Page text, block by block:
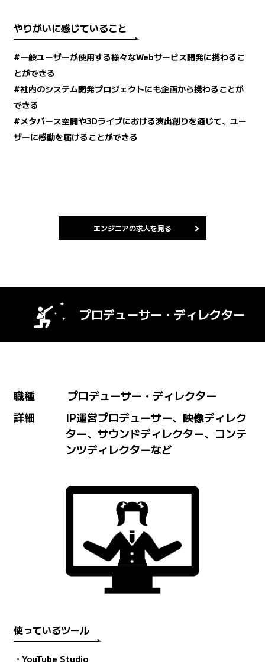
やりがいに感じていること
#一般ユーザーが使用する様々なWebサービス開発に携わるこ
とができる
#社内のシステム開発プロジェクトにも企画から携わることが
できる
#メタバース空間や3Dライブにおける演出創りを通じて、ユー
ザーに感動を届けることができる
エンジニアの求人を見る
プロデューサー・ディレクター
職種
プロデューサー・ディレクター
詳細
IP運営プロデューサー、映像ディレク
ター、サウンドディレクター、コンテ
ンツディレクターなど
使っているツール
・YouTube Studio